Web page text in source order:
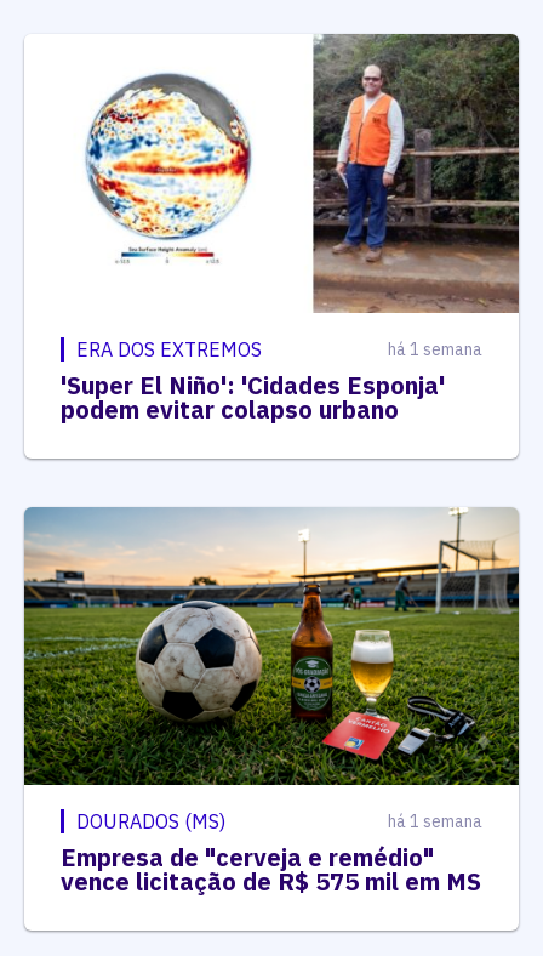
ERA DOS EXTREMOS há 1 semana
'Super El Niño': 'Cidades Esponja'
podem evitar colapso urbano
DOURADOS (MS) há 1 semana
Empresa de "cerveja e remédio"
vence licitação de R$ 575 mil em MS